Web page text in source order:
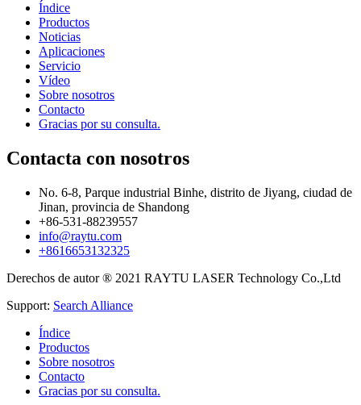
Índice
Productos
Noticias
Aplicaciones
Servicio
Vídeo
Sobre nosotros
Contacto
Gracias por su consulta.
Contacta con nosotros
No. 6-8, Parque industrial Binhe, distrito de Jiyang, ciudad de
Jinan, provincia de Shandong
+86-531-88239557
info@raytu.com
+8616653132325
Derechos de autor ® 2021 RAYTU LASER Technology Co.,Ltd
Support: Search Alliance
Índice
Productos
Sobre nosotros
Contacto
Gracias por su consulta.